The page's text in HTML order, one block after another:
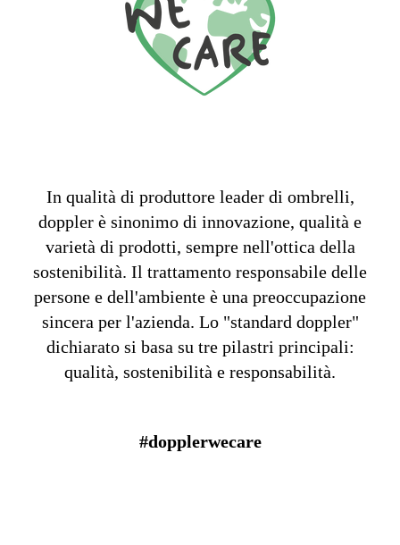
In qualità di produttore leader di ombrelli,
doppler è sinonimo di innovazione, qualità e
varietà di prodotti, sempre nell'ottica della
sostenibilità. Il trattamento responsabile delle
persone e dell'ambiente è una preoccupazione
sincera per l'azienda. Lo "standard doppler"
dichiarato si basa su tre pilastri principali:
qualità, sostenibilità e responsabilità.
#dopplerwecare